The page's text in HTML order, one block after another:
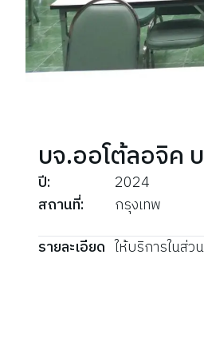
บจ.ออโต้ลอจิค
ปี:
2024
สถานที่:
กรุงเทพ
รายละเอียด ให้บริการในส่ว